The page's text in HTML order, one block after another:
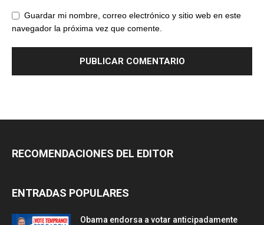
Guardar mi nombre, correo electrónico y sitio web en este
navegador la próxima vez que comente.
RECOMENDACIONES DEL EDITOR
ENTRADAS POPULARES
Obama endorsa a votar anticipadamente